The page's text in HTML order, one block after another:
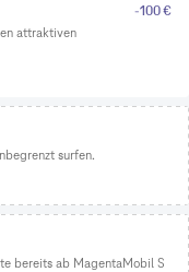
attraktiven
-100 €
surfen.
bereits ab MagentaMobil S